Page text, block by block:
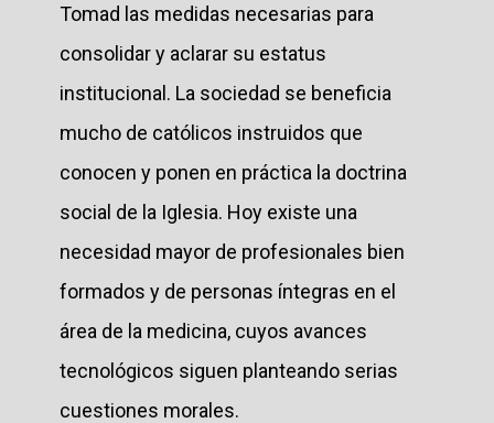
Tomad las medidas necesarias para
consolidar y aclarar su estatus
institucional. La sociedad se beneficia
mucho de católicos instruidos que
conocen y ponen en práctica la doctrina
social de la Iglesia. Hoy existe una
necesidad mayor de profesionales bien
formados y de personas íntegras en el
área de la medicina, cuyos avances
tecnológicos siguen planteando serias
cuestiones morales.